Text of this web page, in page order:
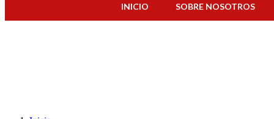
INICIO SOBRE NOSOTROS